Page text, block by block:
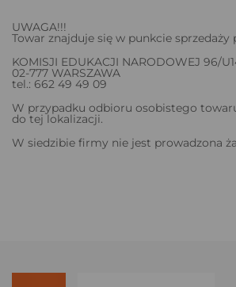
UWAGA!!!
Towar znajduje się w punkcie sprzedaży
KOMISJI EDUKACJI NARODOWEJ 96/
02-777 WARSZAWA
tel.: 662 49 49 09
W przypadku odbioru osobistego
do tej lokalizacji.
W siedzibie firmy nie jest prowadzona